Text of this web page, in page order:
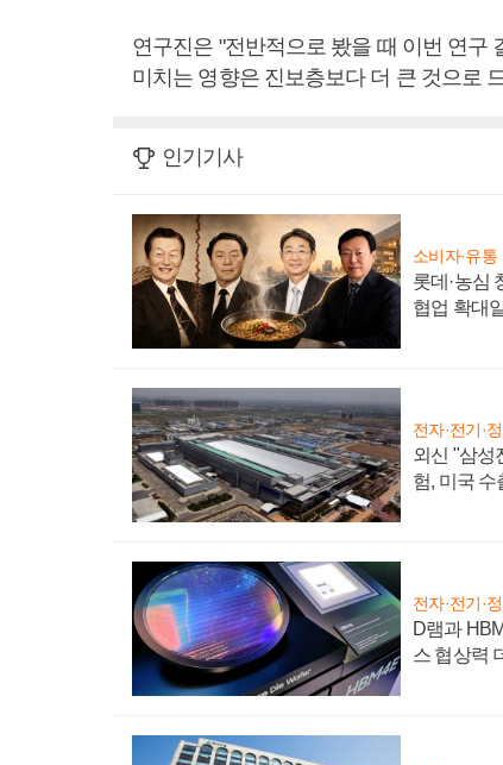
연구진은 "전반적으로 봤을 때 이번 연구
미치는 영향은 진보층보다 더 큰 것으로
인기기사
소비자·유통
롯데·농심
협업 확대
전자·전기·
외신 "삼성
험, 미국
전자·전기·
D램과
스 협상력